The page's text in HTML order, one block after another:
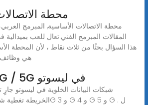
21. محطة
هذا السؤال بحثًا من ثلاث نقاط ، لأن المحطة
هي وظائف
تغطية 3G / 4G / 5G في ليسوتو
شبكات البيانات الخلوية في ليسوتو جارٍ